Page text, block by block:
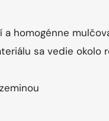
homogénne
sa vedie okolo